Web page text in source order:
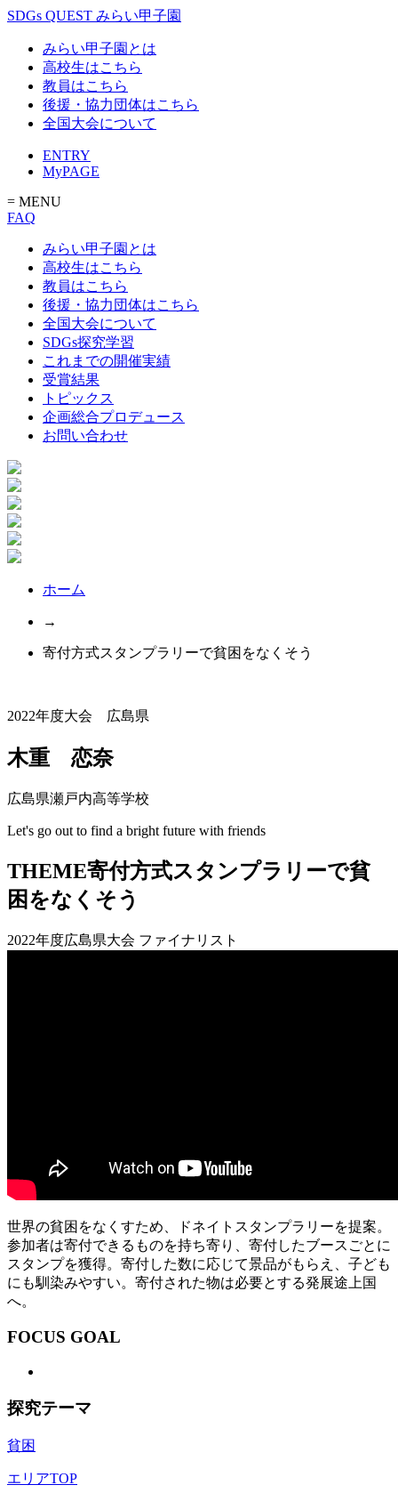
SDGs QUEST みらい甲子園
みらい甲子園とは
高校生はこちら
教員はこちら
後援・協力団体はこちら
全国大会について
ENTRY
MyPAGE
= MENU
FAQ
みらい甲子園とは
高校生はこちら
教員はこちら
後援・協力団体はこちら
全国大会について
SDGs探究学習
これまでの開催実績
受賞結果
トピックス
企画総合プロデュース
お問い合わせ
ホーム
→
寄付方式スタンプラリーで貧困をなくそう
2022年度大会 広島県
木重 恋奈
広島県瀬戸内高等学校
Let's go out to find a bright future with friends
THEME寄付方式スタンプラリーで貧
困をなくそう
2022年度広島県大会 ファイナリスト
世界の貧困をなくすため、ドネイトスタンプラリーを提案。
参加者は寄付できるものを持ち寄り、寄付したブースごとに
スタンプを獲得。寄付した数に応じて景品がもらえ、子ども
にも馴染みやすい。寄付された物は必要とする発展途上国
へ。
FOCUS GOAL
探究テーマ
貧困
エリアTOP